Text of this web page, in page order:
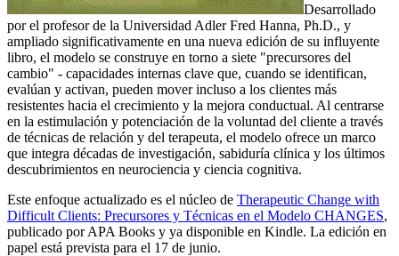
Desarrollado
por el profesor de la Universidad Adler Fred Hanna, Ph.D., y
ampliado significativamente en una nueva edición de su influyente
libro, el modelo se construye en torno a siete "precursores del
cambio" - capacidades internas clave que, cuando se identifican,
evalúan y activan, pueden mover incluso a los clientes más
resistentes hacia el crecimiento y la mejora conductual. Al centrarse
en la estimulación y potenciación de la voluntad del cliente a través
de técnicas de relación y del terapeuta, el modelo ofrece un marco
que integra décadas de investigación, sabiduría clínica y los últimos
descubrimientos en neurociencia y ciencia cognitiva.
Este enfoque actualizado es el núcleo de Therapeutic Change with
Difficult Clients: Precursores y Técnicas en el Modelo CHANGES,
publicado por APA Books y ya disponible en Kindle. La edición en
papel está prevista para el 17 de junio.